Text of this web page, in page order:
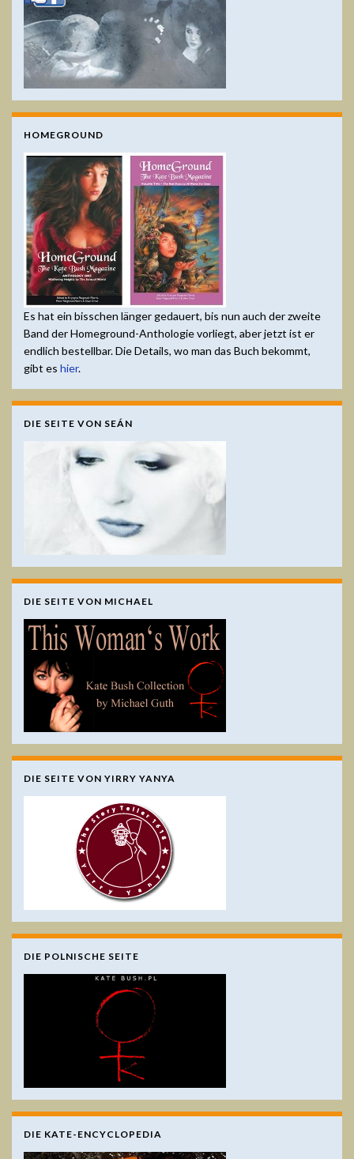
HOMEGROUND
Es hat ein bisschen länger gedauert, bis nun auch der zweite
Band der Homeground-Anthologie vorliegt, aber jetzt ist er
endlich bestellbar. Die Details, wo man das Buch bekommt,
gibt es hier.
DIE SEITE VON SEÁN
DIE SEITE VON MICHAEL
DIE SEITE VON YIRRY YANYA
DIE POLNISCHE SEITE
DIE KATE-ENCYCLOPEDIA